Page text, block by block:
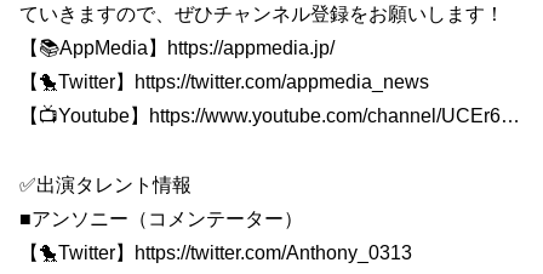
ていきますので、ぜひチャンネル登録をお願いします！
【📚AppMedia】https://appmedia.jp/
【🐤Twitter】https://twitter.com/appmedia_news
【📺Youtube】https://www.youtube.com/channel/UCEr6…
✅出演タレント情報
■アンソニー（コメンテーター）
【🐤Twitter】https://twitter.com/Anthony_0313